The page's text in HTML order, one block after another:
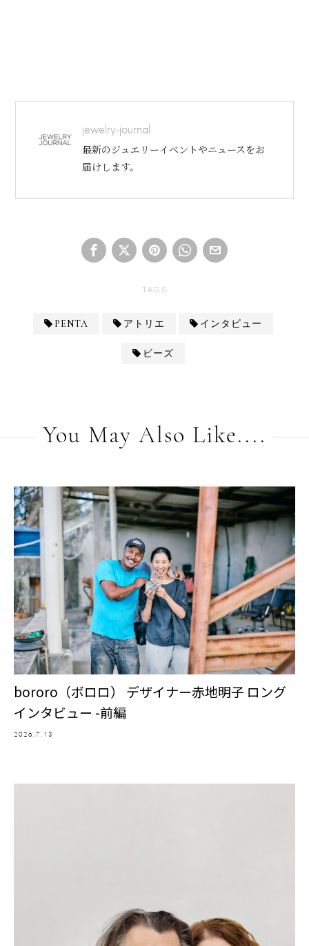
jewelry-journal
最新のジュエリーイベントやニュースをお
届けします。
TAGS
PENTA アトリエ インタビュー
ビーズ
You May Also Like....
bororo（ボロロ） デザイナー赤地明子 ロング
インタビュー -前編
2026.7.13